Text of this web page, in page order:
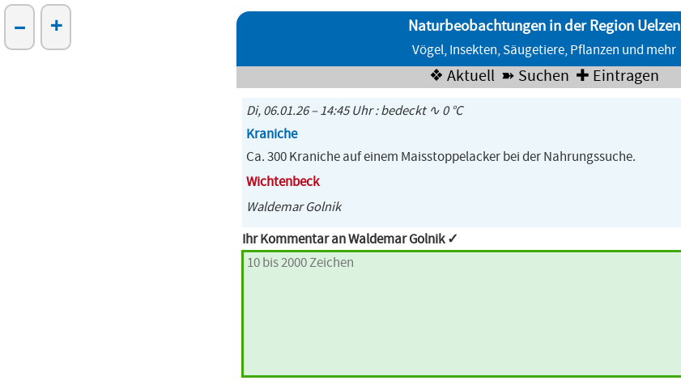
Naturbeobachtungen in der Region Uelzen
Vögel, Insekten, Säugetiere, Pflanzen und mehr
❖ Aktuell ➽ Suchen ✚ Eintragen
Di, 06.01.26 – 14:45 Uhr : bedeckt ∿ 0 °C
Kraniche
Ca. 300 Kraniche auf einem Maisstoppelacker bei der Nahrungssuche.
Wichtenbeck
Waldemar Golnik
Ihr Kommentar an Waldemar Golnik ✓
– +